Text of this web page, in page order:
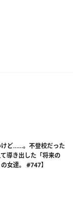
ど……。不登校だった
導き出した「将来の
女達。 #747】